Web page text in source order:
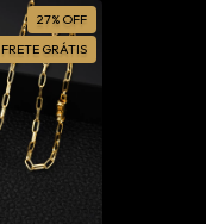
27% OFF
FRETE GRÁTIS